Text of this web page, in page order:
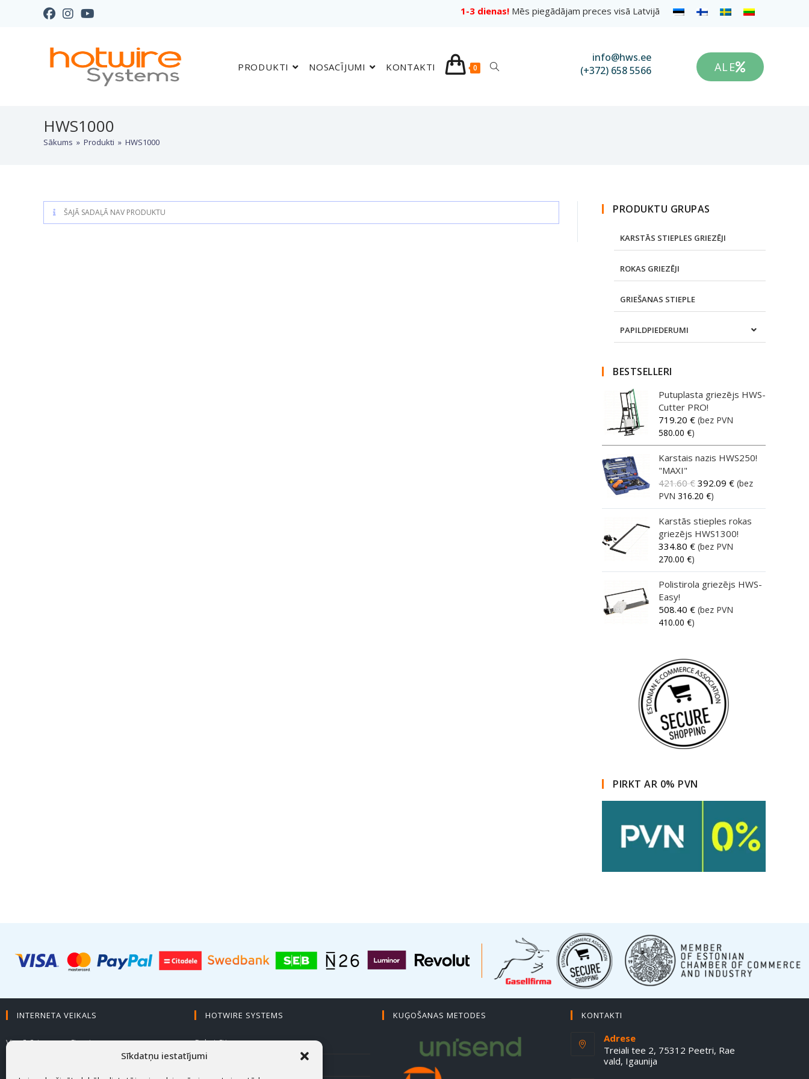
Sīkdatņu iestatījumi
1-3 dienas! Mēs piegādājam preces visā Latvijā
PRODUKTI NOSACĪJUMI KONTAKTI 0
info@hws.ee
(+372) 658 5566
ALE
HWS1000
Sākums » Produkti » HWS1000
ŠAJĀ SADAĻĀ NAV PRODUKTU PRODUKTU GRUPAS
KARSTĀS STIEPLES GRIEZĒJI
ROKAS GRIEZĒJI
GRIEŠANAS STIEPLE
PAPILDPIEDERUMI
BESTSELLERI
Putuplasta griezējs HWS-
Cutter PRO!
719.20 € (bez PVN
580.00 €)
Karstais nazis HWS250!
"MAXI"
421.60€ 392.09 € (bez
PVN 316.20 €)
Karstās stieples rokas
griezējs HWS1300!
334.80 € (bez PVN
270.00 €)
Polistirola griezējs HWS-
Easy!
508.40 € (bez PVN
410.00 €)
PIRKT AR 0% PVN
INTERNETA VEIKALS
Vispārīgie nosacījumi
HOTWIRE SYSTEMS
Rekvizīti
KUĢOŠANAS METODES KONTAKTI
Adrese
Treiali tee 2, 75312 Peetri, Rae
vald, Igaunija